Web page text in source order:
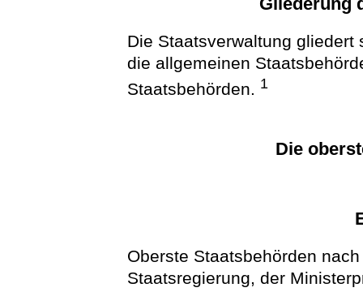
Die Staatsverwaltung
die allgemeinen
Staatsbehörden. 1
Die
Oberste Staatsbehörden
Staatsregierung, der